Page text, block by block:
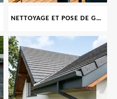
NETTOYAGE ET POSE DE GOUTTIÈRE 69